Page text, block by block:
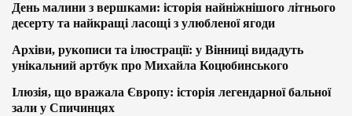
День малини з вершками: історія найніжнішого літнього
десерту та найкращі ласощі з улюбленої ягоди
Архіви, рукописи та ілюстрації: у Вінниці видадуть
унікальний артбук про Михайла Коцюбинського
Ілюзія, що вражала Європу: історія легендарної бальної
зали у Спичинцях